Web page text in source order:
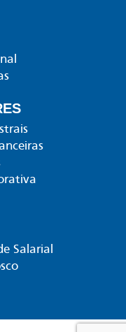
Salarial